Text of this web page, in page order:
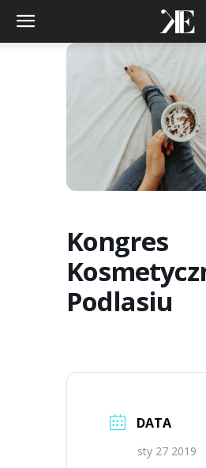
Kongres
Podlasiu
DATA
sty 27 2019